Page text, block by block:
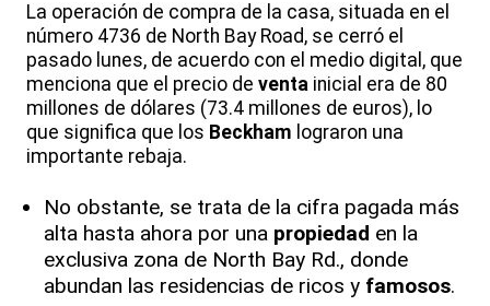
La operación de compra de la casa, situada en el
número 4736 de North Bay Road, se cerró el
pasado lunes, de acuerdo con el medio digital, que
menciona que el precio de venta inicial era de 80
millones de dólares (73.4 millones de euros), lo
que significa que los Beckham lograron una
importante rebaja.
No obstante, se trata de la cifra pagada más
alta hasta ahora por una propiedad en la
exclusiva zona de North Bay Rd., donde
abundan las residencias de ricos y famosos.